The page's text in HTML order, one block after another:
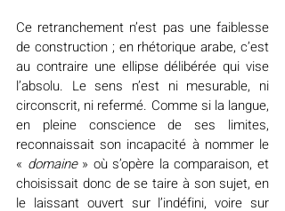
Ce retranchement n’est pas une faiblesse
de construction ; en rhétorique arabe, c’est
au contraire une ellipse délibérée qui vise
l’absolu. Le sens n’est ni mesurable, ni
circonscrit, ni refermé. Comme si la langue,
en pleine conscience de ses limites,
reconnaissait son incapacité à nommer le
« domaine » où s’opère la comparaison, et
choisissait donc de se taire à son sujet, en
le laissant ouvert sur l’indéfini, voire sur